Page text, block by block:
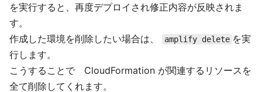
を実行すると、再度デプロイされ修正内容が反映されま
す。
作成した環境を削除したい場合は、
amplify delete を実
行します。
こうすることで CloudFormation が関連するリソースを
全て削除してくれます。